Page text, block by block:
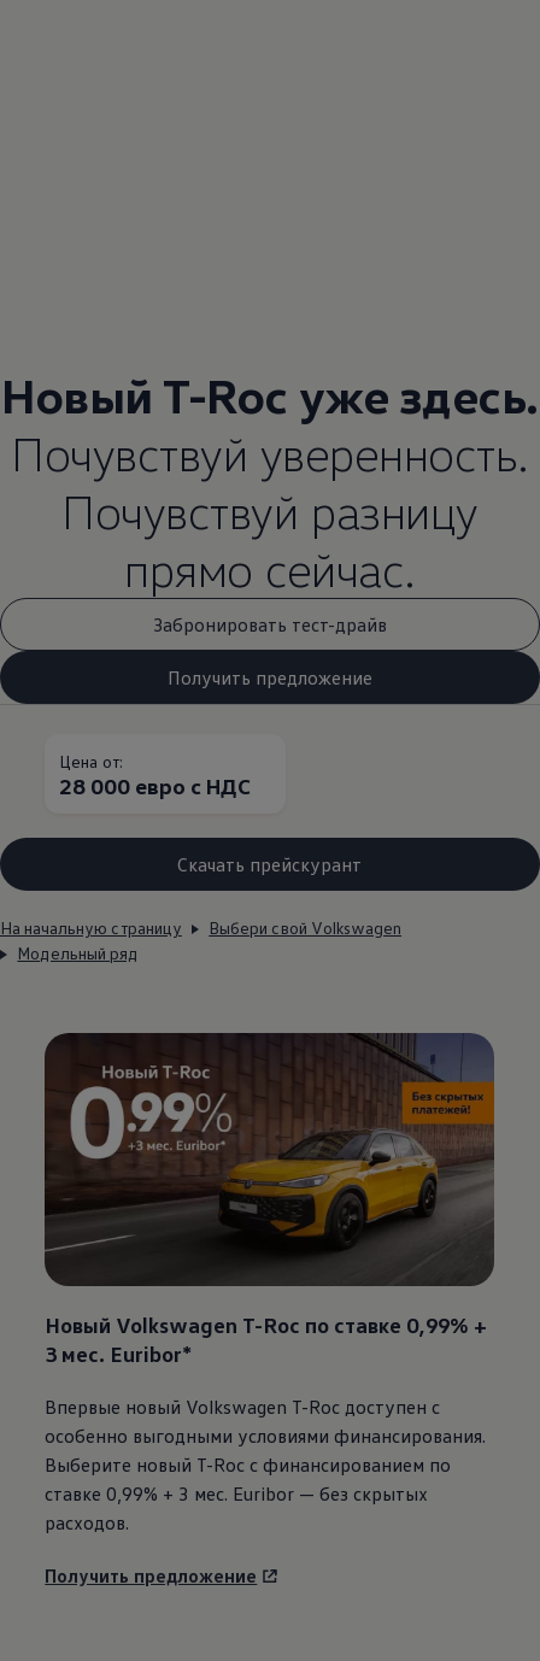
Новый T-Roc уже здесь.
Почувствуй уверенность.
Почувствуй разницу
прямо сейчас.
Забронировать тест-драйв
Получить предложение
Цена от:
28 000 евро с НДС
Скачать прейскурант
На начальную страницу
Выбери свой Volkswagen
Модельный ряд
Новый Volkswagen T-Roc по ставке 0,99% +
3 мес. Euribor*
Впервые новый Volkswagen T-Roc доступен с
особенно выгодными условиями финансирования.
Выберите новый T-Roc с финансированием по
ставке 0,99% + 3 мес. Euribor — без скрытых
расходов.
Получить предложение